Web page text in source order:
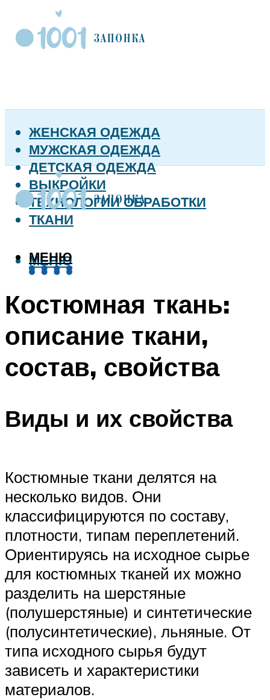
ЖЕНСКАЯ ОДЕЖДА
МУЖСКАЯ ОДЕЖДА
ДЕТСКАЯ ОДЕЖДА
ВЫКРОЙКИ
ТЕХНОЛОГИИ ОБРАБОТКИ
ТКАНИ
МЕНЮ
МЕНЮ
Костюмная ткань:
описание ткани,
состав, свойства
Виды и их свойства
Костюмные ткани делятся на
несколько видов. Они
классифицируются по составу,
плотности, типам переплетений.
Ориентируясь на исходное сырье
для костюмных тканей их можно
разделить на шерстяные
(полушерстяные) и синтетические
(полусинтетические), льняные. От
типа исходного сырья будут
зависеть и характеристики
материалов.